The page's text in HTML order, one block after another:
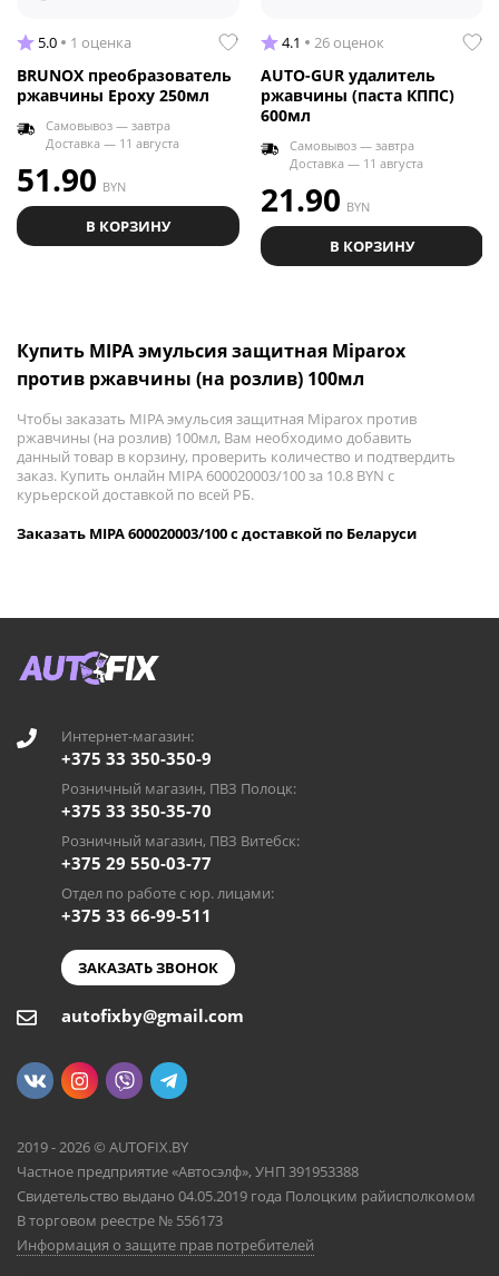
5.0 1 оценка
BRUNOX преобразователь
ржавчины Epoxy 250мл
Самовывоз — завтра
Доставка — 11 августа
51.90 BYN
В КОРЗИНУ
4.1 26 оценок
AUTO-GUR удалитель
ржавчины (паста КППС)
600мл
Самовывоз — завтра
Доставка — 11 августа
21.90 BYN
В КОРЗИНУ
Купить MIPA эмульсия защитная Miparox
против ржавчины (на розлив) 100мл
Чтобы заказать MIPA эмульсия защитная Miparox против
ржавчины (на розлив) 100мл, Вам необходимо добавить
данный товар в корзину, проверить количество и подтвердить
заказ. Купить онлайн MIPA 600020003/100 за 10.8 BYN с
курьерской доставкой по всей РБ.
Заказать MIPA 600020003/100 с доставкой по Беларуси
Интернет-магазин:
+375 33 350-350-9
Розничный магазин, ПВЗ Полоцк:
+375 33 350-35-70
Розничный магазин, ПВЗ Витебск:
+375 29 550-03-77
Отдел по работе с юр. лицами:
+375 33 66-99-511
ЗАКАЗАТЬ ЗВОНОК
autofixby@gmail.com
2019 - 2026 © AUTOFIX.BY
Частное предприятие «Автосэлф», УНП 391953388
Свидетельство выдано 04.05.2019 года Полоцким райисполкомом
В торговом реестре № 556173
Информация о защите прав потребителей